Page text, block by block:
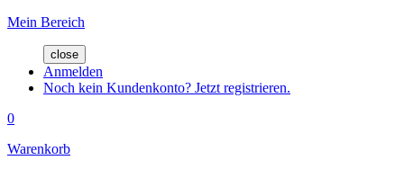
Mein Bereich
close
Anmelden
Noch kein Kundenkonto? Jetzt registrieren.
0
Warenkorb